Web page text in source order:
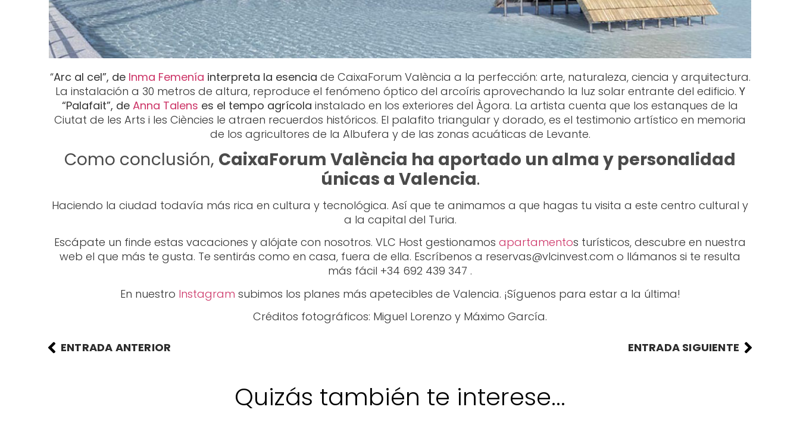
“Arc al cel”, de Inma Femenía interpreta la esencia de CaixaForum València a la perfección: arte, naturaleza, ciencia y arquitectura.
La instalación a 30 metros de altura, reproduce el fenómeno óptico del arcoíris aprovechando la luz solar entrante del edificio. Y
“Palafait”, de Anna Talens es el tempo agrícola instalado en los exteriores del Àgora. La artista cuenta que los estanques de la
Ciutat de les Arts i les Ciències le atraen recuerdos históricos. El palafito triangular y dorado, es el testimonio artístico en memoria
de los agricultores de la Albufera y de las zonas acuáticas de Levante.
Como conclusión, CaixaForum València ha aportado un alma y personalidad
únicas a Valencia.
Haciendo la ciudad todavía más rica en cultura y tecnológica. Así que te animamos a que hagas tu visita a este centro cultural y
a la capital del Turia.
Escápate un finde estas vacaciones y alójate con nosotros. VLC Host gestionamos apartamentos turísticos, descubre en nuestra
web el que más te gusta. Te sentirás como en casa, fuera de ella. Escríbenos a reservas@vlcinvest.com o llámanos si te resulta
más fácil +34 692 439 347 .
En nuestro Instagram subimos los planes más apetecibles de Valencia. ¡Síguenos para estar a la última!
Créditos fotográficos: Miguel Lorenzo y Máximo García.
ENTRADA ANTERIOR ENTRADA SIGUIENTE
Quizás también te interese...